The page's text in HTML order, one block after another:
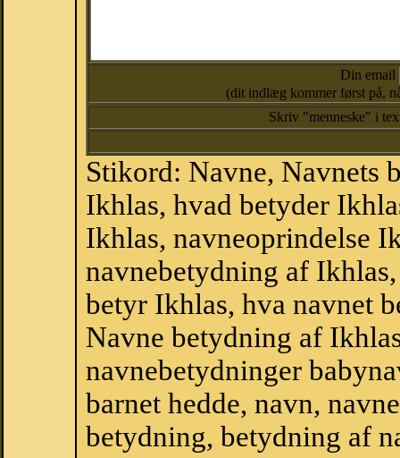
Din email
(dit indlæg kommer først på,
Skriv "menneske" i
Stikord: Navne, Navnets
Ikhlas, hvad betyder
Ikhlas, navneoprindelse
navnebetydning af
betyr Ikhlas, hva navnet
Navne betydning af
navnebetydninger
barnet hedde, navn,
betydning, betydning af